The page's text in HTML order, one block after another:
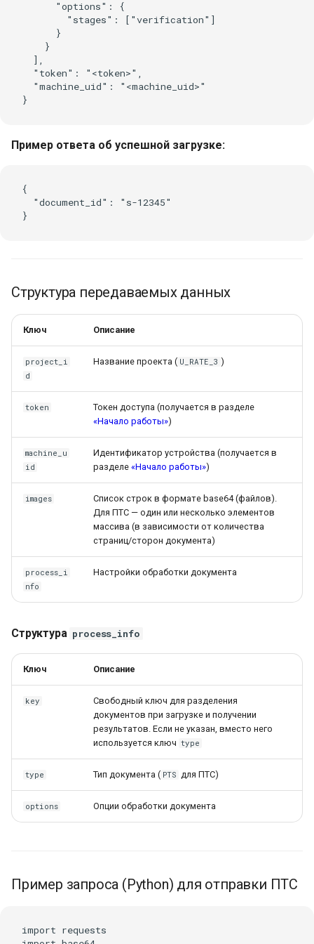
      "options": {
        "stages": ["verification"]
      }
    }
  ],
  "token": "<token>",
  "machine_uid": "<machine_uid>"
Пример ответа об успешной загрузке:
{
  "document_id": "s-12345"
Структура передаваемых данных
Ключ Описание
project_i
d
Название проекта ( U_RATE_3 )
token
Токен доступа (получается в разделе
«Начало работы»)
machine_u
id
Идентификатор устройства (получается в
разделе «Начало работы»)
images
Список строк в формате base64 (файлов).
Для ПТС — один или несколько элементов
массива (в зависимости от количества
страниц/сторон документа)
process_i
nfo
Настройки обработки документа
Структура process_info
Ключ Описание
key
Свободный ключ для разделения
документов при загрузке и получении
результатов. Если не указан, вместо него
используется ключ type
type Тип документа ( PTS для ПТС)
options Опции обработки документа
Пример запроса (Python) для отправки ПТС
import requests